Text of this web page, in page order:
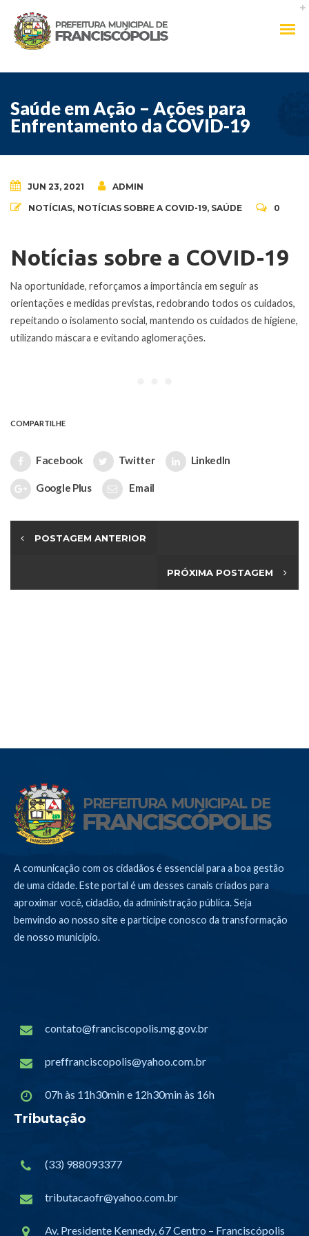
Saúde em Ação – Ações para
Enfrentamento da COVID-19
JUN 23, 2021 ADMIN
NOTÍCIAS, NOTÍCIAS SOBRE A COVID-19, SAÚDE 0
Notícias sobre a COVID-19
Na oportunidade, reforçamos a importância em seguir as
orientações e medidas previstas, redobrando todos os cuidados,
repeitando o isolamento social, mantendo os cuidados de higiene,
utilizando máscara e evitando aglomerações.
COMPARTILHE
Facebook Twitter LinkedIn
Google Plus Email
POSTAGEM ANTERIOR
PRÓXIMA POSTAGEM
A comunicação com os cidadãos é essencial para a boa gestão
de uma cidade. Este portal é um desses canais criados para
aproximar você, cidadão, da administração pública. Seja
bemvindo ao nosso site e participe conosco da transformação
de nosso município.
contato@franciscopolis.mg.gov.br
preffranciscopolis@yahoo.com.br
07h às 11h30min e 12h30min às 16h
Tributação
(33) 988093377
tributacaofr@yahoo.com.br
Av. Presidente Kennedy, 67 Centro – Franciscópolis